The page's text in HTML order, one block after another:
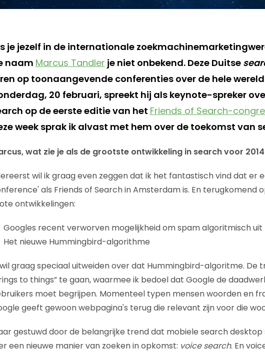
je jezelf in de internationale
naam Marcus Tandler je niet onbekend. Deze Duitse
op toonaangevende conferenties over de hele
20 februari, spreekt hij als keynote-spreker
op de eerste editie van het Friends of Search-
week sprak ik alvast met hem over de toekomst van
wat zie je als de grootste ontwikkeling in search voor
wil ik graag even zeggen dat ik het fantastisch vind dat er
als Friends of Search in Amsterdam is. En terugkomend
ontwikkelingen:
Googles recent verworven mogelijkheid om spam algoritmisch
Het nieuwe Hummingbird-algorithme
graag speciaal uitweiden over dat Hummingbird-algoritme. De
to things” te gaan, waarmee ik bedoel dat Google de
moet begrijpen. Momenteel typen mensen woorden en
geeft gewoon webpagina's terug die relevant zijn voor die
gestuwd door de belangrijke trend dat mobiele search desktop
een nieuwe manier van zoeken in opkomst: voice search. En